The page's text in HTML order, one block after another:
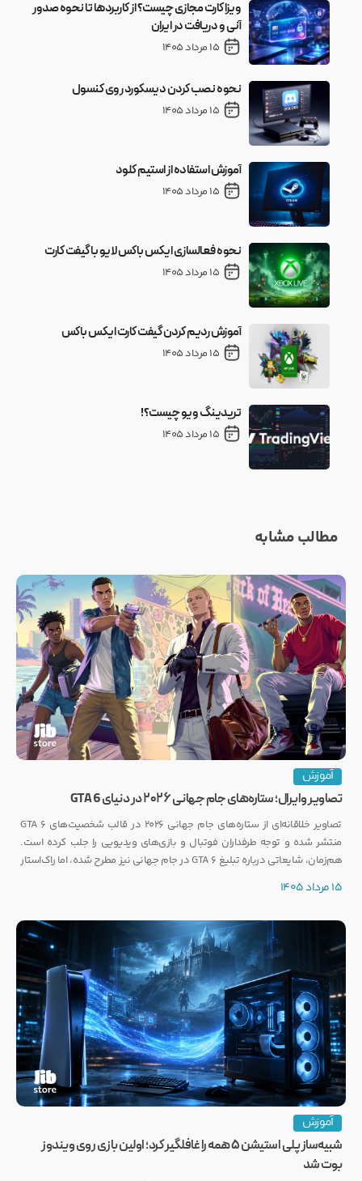
ویزا کارت مجازی چیست؟ از کاربردها تا نحوه صدور
آنی و دریافت در ایران
15 مرداد 1405
نحوه نصب کردن دیسکورد روی کنسول
15 مرداد 1405
آموزش استفاده از استیم کلود
15 مرداد 1405
نحوه فعالسازی ایکس باکس لایو با گیفت کارت
15 مرداد 1405
آموزش ردیم کردن گیفت کارت ایکس باکس
15 مرداد 1405
تریدینگ ویو چیست؟!
15 مرداد 1405
مطالب مشابه
آموزش
تصاویر وایرال؛ ستاره‌های جام جهانی ۲۰۲۶ در دنیای GTA 6
تصاویر خلاقانه‌ای از ستاره‌های جام جهانی ۲۰۲۶ در قالب شخصیت‌های GTA 6
منتشر شده و توجه طرفداران فوتبال و بازی‌های ویدیویی را جلب کرده است.
هم‌زمان، شایعاتی درباره تبلیغ GTA 6 در جام جهانی نیز مطرح شده، اما راک‌استار
15 مرداد 1405
آموزش
شبیه‌ساز پلی استیشن ۵ همه را غافلگیر کرد؛ اولین بازی روی ویندوز
بوت شد